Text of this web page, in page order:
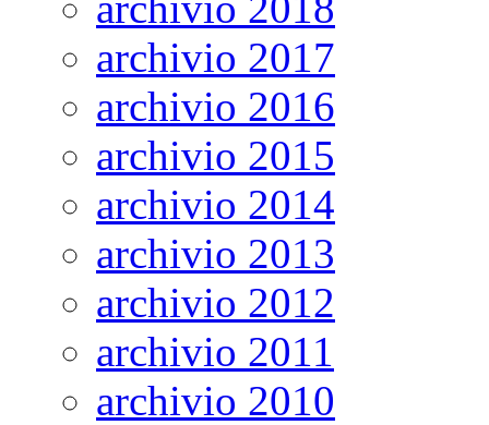
archivio 2017
archivio 2016
archivio 2015
archivio 2014
archivio 2013
archivio 2012
archivio 2011
archivio 2010